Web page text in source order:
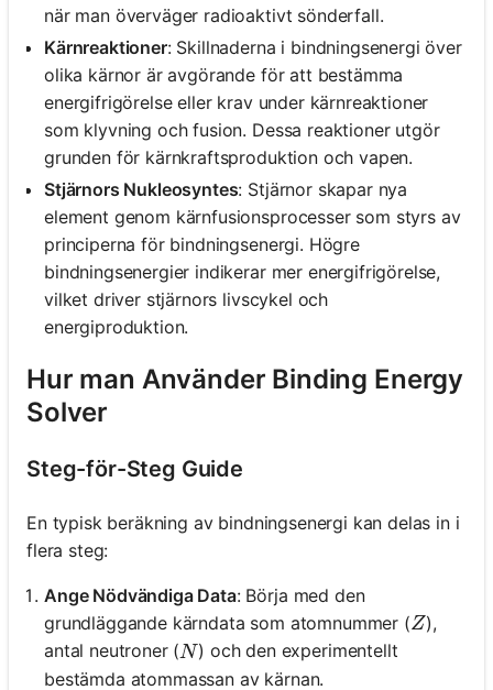
när man överväger radioaktivt sönderfall.
Kärnreaktioner: Skillnaderna i bindningsenergi över
olika kärnor är avgörande för att bestämma
energifrigörelse eller krav under kärnreaktioner
som klyvning och fusion. Dessa reaktioner utgör
grunden för kärnkraftsproduktion och vapen.
Stjärnors Nukleosyntes: Stjärnor skapar nya
element genom kärnfusionsprocesser som styrs av
principerna för bindningsenergi. Högre
bindningsenergier indikerar mer energifrigörelse,
vilket driver stjärnors livscykel och
energiproduktion.
Hur man Använder Binding Energy
Solver
Steg-för-Steg Guide
En typisk beräkning av bindningsenergi kan delas in i
flera steg:
Ange Nödvändiga Data: Börja med den
grundläggande kärndata som atomnummer (Z
Z),
antal neutroner (N
N) och den experimentellt
bestämda atommassan av kärnan.